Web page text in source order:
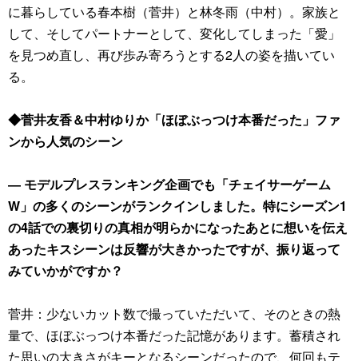
に暮らしている春本樹（菅井）と林冬雨（中村）。家族と
して、そしてパートナーとして、変化してしまった「愛」
を見つめ直し、再び歩み寄ろうとする2人の姿を描いてい
る。
◆菅井友香＆中村ゆりか「ほぼぶっつけ本番だった」ファ
ンから人気のシーン
― モデルプレスランキング企画でも「チェイサーゲーム
W」の多くのシーンがランクインしました。特にシーズン1
の4話での裏切りの真相が明らかになったあとに想いを伝え
あったキスシーンは反響が大きかったですが、振り返って
みていかがですか？
菅井：少ないカット数で撮っていただいて、そのときの熱
量で、ほぼぶっつけ本番だった記憶があります。蓄積され
た思いの大きさがキーとなるシーンだったので、何回もテ